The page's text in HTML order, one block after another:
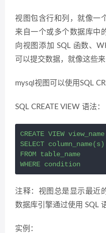
视图包含行和列，就像一
来自一个或多个数据库中
向视图添加 SQL 函数、
可以提交数据，就像这些
mysql视图可以使用SQL
SQL CREATE VIEW 语法：
CREATE VIEW view_name
SELECT column_name(s)
FROM table_name
WHERE condition
注释：视图总是显示最近
数据库引擎通过使用 SQL
实例：